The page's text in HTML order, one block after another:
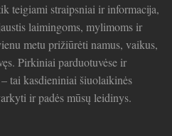
teigiami straipsniai ir informacija,
laimingoms, mylimoms ir
metu prižiūrėti namus, vaikus,
Pirkiniai parduotuvėse ir
tai kasdieniniai šiuolaikinės
ir padės mūsų leidinys.